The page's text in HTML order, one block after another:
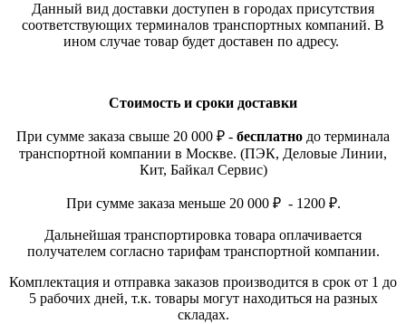
Данный вид доставки доступен в городах присутствия
соответствующих терминалов транспортных компаний. В
ином случае товар будет доставен по адресу.
Стоимость и сроки доставки
При сумме заказа свыше 20 000 ₽ - бесплатно до терминала
транспортной компании в Москве. (ПЭК, Деловые Линии,
Кит, Байкал Сервис)
При сумме заказа меньше 20 000 ₽ - 1200 ₽.
Дальнейшая транспортировка товара оплачивается
получателем согласно тарифам транспортной компании.
Комплектация и отправка заказов производится в срок от 1 до
5 рабочих дней, т.к. товары могут находиться на разных
складах.